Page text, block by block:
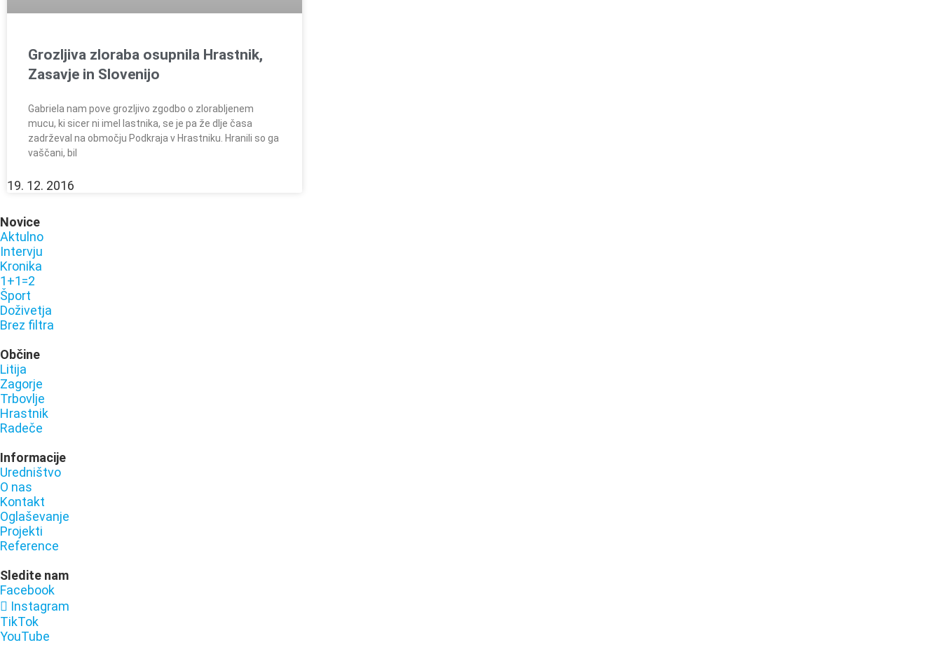
Grozljiva zloraba osupnila Hrastnik,
Zasavje in Slovenijo
Gabriela nam pove grozljivo zgodbo o zlorabljenem
mucu, ki sicer ni imel lastnika, se je pa že dlje časa
zadrževal na območju Podkraja v Hrastniku. Hranili so ga
vaščani, bil
19. 12. 2016
Novice
Aktulno
Intervju
Kronika
1+1=2
Šport
Doživetja
Brez filtra
Občine
Litija
Zagorje
Trbovlje
Hrastnik
Radeče
Informacije
Uredništvo
O nas
Kontakt
Oglaševanje
Projekti
Reference
Sledite nam
Facebook
Instagram
TikTok
YouTube